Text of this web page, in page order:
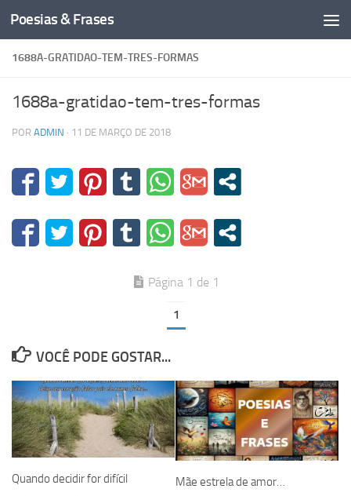
Skip to content
Poesias & Frases
1688A-GRATIDAO-TEM-TRES-FORMAS
1688a-gratidao-tem-tres-formas
POR ADMIN · 11 DE MARÇO DE 2018
Página 1 de 1
1
VOCÊ PODE GOSTAR...
Quando decidir for difícil Mãe estrela de amor…